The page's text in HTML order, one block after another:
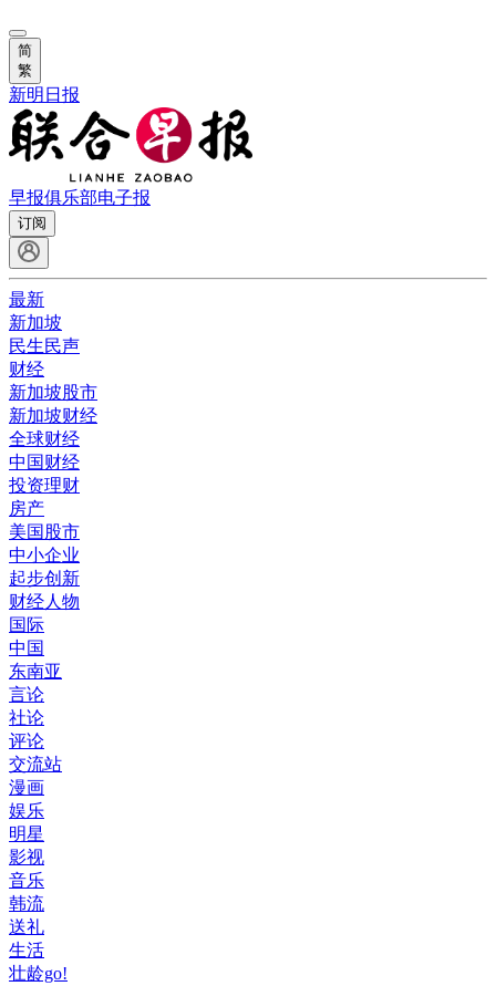
简
繁
新明日报
早报俱乐部电子报
订阅
最新
新加坡
民生民声
财经
新加坡股市
新加坡财经
全球财经
中国财经
投资理财
房产
美国股市
中小企业
起步创新
财经人物
国际
中国
东南亚
言论
社论
评论
交流站
漫画
娱乐
明星
影视
音乐
韩流
送礼
生活
壮龄go!